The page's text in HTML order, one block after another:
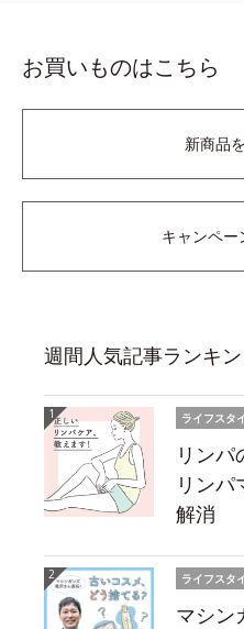
お買いものはこちら
新商品
キャンペー
週間人気記事ランキ
ライフスタ
リンパ
リンパ
解消
ライフスタ
マシン